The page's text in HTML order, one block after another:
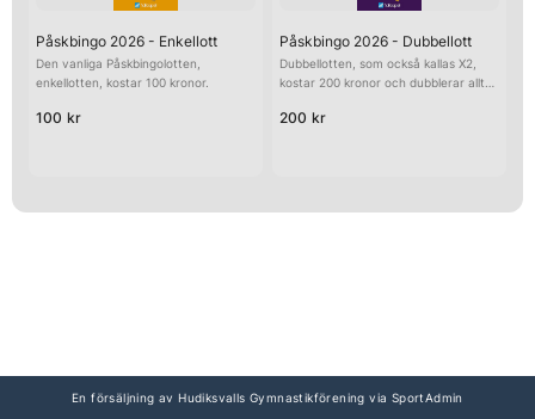
Påskbingo 2026 - Enkellott
Den vanliga Påskbingolotten,
enkellotten, kostar 100 kronor.
100 kr
Påskbingo 2026 - Dubbellott
Dubbellotten, som också kallas X2,
kostar 200 kronor och dubblerar allt
200 kr
En försäljning av Hudiksvalls Gymnastikförening via SportAdmin